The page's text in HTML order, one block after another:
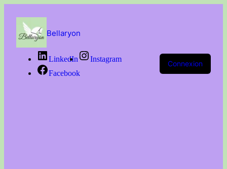
contenu
Bellaryon
LinkedIn
Instagram
Facebook
Connexion